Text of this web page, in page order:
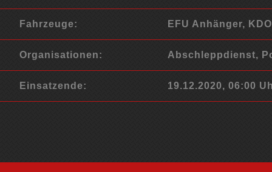
Fahrzeuge: EFU Anhänger,
Organisationen: Abschleppdienst,
Einsatzende: 19.12.2020, 06:00